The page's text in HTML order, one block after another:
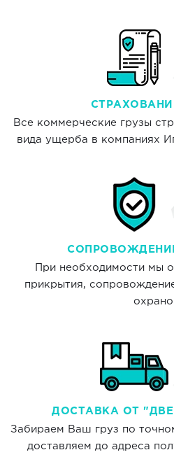
Все коммерческие грузы
вида ущерба в компаниях
При необходимости мы
прикрытия,
ДОСТАВКА ОТ
Забираем Ваш груз по
доставляем до адреса